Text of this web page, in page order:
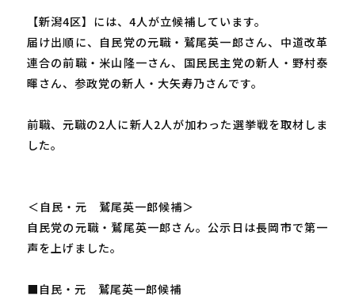
【新潟4区】には、4人が立候補しています。
届け出順に、自民党の元職・鷲尾英一郎さん、中道改革
連合の前職・米山隆一さん、国民民主党の新人・野村泰
暉さん、参政党の新人・大矢寿乃さんです。
前職、元職の2人に新人2人が加わった選挙戦を取材しま
した。
―――＜自民・元 鷲尾英一郎候補＞
自民党の元職・鷲尾英一郎さん。公示日は長岡市で第一
声を上げました。
■自民・元 鷲尾英一郎候補